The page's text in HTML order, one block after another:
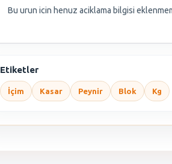
Bu urun icin henuz aciklama bilgisi
Etiketler
İçim Kasar Peynir Blok Kg